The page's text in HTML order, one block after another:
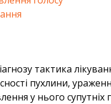
тактика
пухлини,
у нього